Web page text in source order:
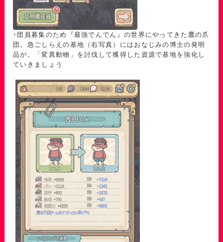
↑団員募集のため『最強でんでん』の世界にやってきた鷹の爪
団。急ごしらえの基地（右写真）にはおなじみの博士の発明
品が。「変異動物」を討伐して獲得した資源で基地を強化し
ていきましょう